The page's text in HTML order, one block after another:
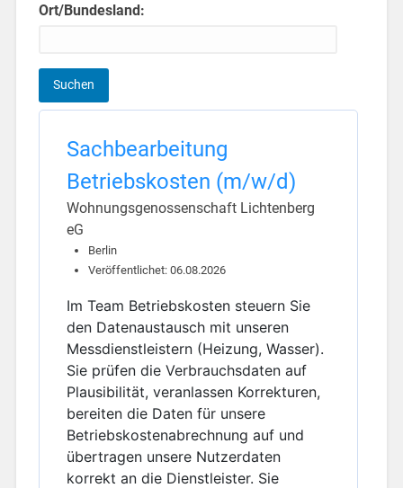
Ort/Bundesland:
Sachbearbeitung
Betriebskosten (m/w/d)
Wohnungsgenossenschaft Lichtenberg
eG
Berlin
Veröffentlichet: 06.08.2026
Im Team Betriebskosten steuern Sie
den Datenaustausch mit unseren
Messdienstleistern (Heizung, Wasser).
Sie prüfen die Verbrauchsdaten auf
Plausibilität, veranlassen Korrekturen,
bereiten die Daten für unsere
Betriebskostenabrechnung auf und
übertragen unsere Nutzerdaten
korrekt an die Dienstleister. Sie